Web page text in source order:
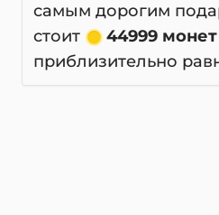
самым дорогим
стоит
44999
приблизительно